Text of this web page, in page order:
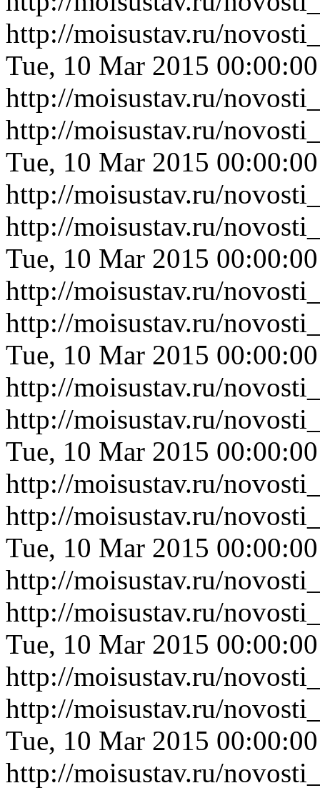
http://moisustav.ru/
Tue, 10 Mar 2015
http://moisustav.ru/
http://moisustav.ru/
Tue, 10 Mar 2015
http://moisustav.ru/
http://moisustav.ru/
Tue, 10 Mar 2015
http://moisustav.ru/
http://moisustav.ru/
Tue, 10 Mar 2015
http://moisustav.ru/
http://moisustav.ru/
Tue, 10 Mar 2015
http://moisustav.ru/
http://moisustav.ru/
Tue, 10 Mar 2015
http://moisustav.ru/
http://moisustav.ru/
Tue, 10 Mar 2015
http://moisustav.ru/
http://moisustav.ru/
Tue, 10 Mar 2015
http://moisustav.ru/